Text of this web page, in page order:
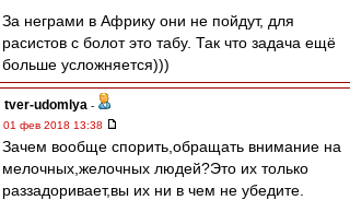
За неграми в Африку они не пойдут, для
расистов с болот это табу. Так что задача ещё
больше усложняется)))
tver-udomlya -
01 фев 2018 13:38
Зачем вообще спорить,обращать внимание на
мелочных,желочных людей?Это их только
раззадоривает,вы их ни в чем не убедите.